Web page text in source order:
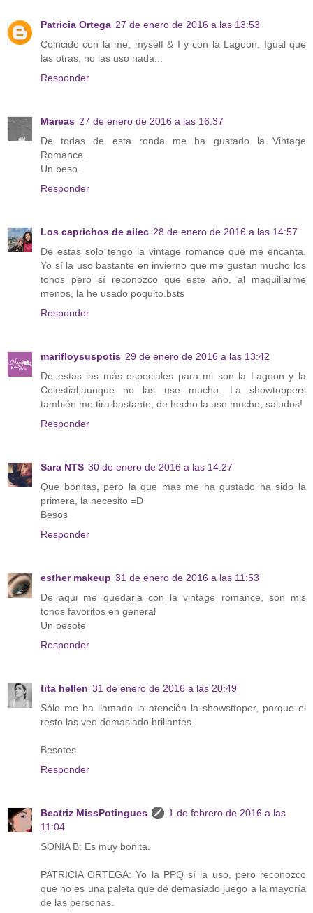
Patricia Ortega 27 de enero de 2016 a las 13:53
Coincido con la me, myself & I y con la Lagoon. Igual que
las otras, no las uso nada...
Responder
Mareas 27 de enero de 2016 a las 16:37
De todas de esta ronda me ha gustado la Vintage
Romance.
Un beso.
Responder
Los caprichos de ailec 28 de enero de 2016 a las 14:57
De estas solo tengo la vintage romance que me encanta.
Yo sí la uso bastante en invierno que me gustan mucho los
tonos pero sí reconozco que este año, al maquillarme
menos, la he usado poquito.bsts
Responder
marifloysuspotis 29 de enero de 2016 a las 13:42
De estas las más especiales para mi son la Lagoon y la
Celestial,aunque no las use mucho. La showtoppers
también me tira bastante, de hecho la uso mucho, saludos!
Responder
Sara NTS 30 de enero de 2016 a las 14:27
Que bonitas, pero la que mas me ha gustado ha sido la
primera, la necesito =D
Besos
Responder
esther makeup 31 de enero de 2016 a las 11:53
De aqui me quedaria con la vintage romance, son mis
tonos favoritos en general
Un besote
Responder
tita hellen 31 de enero de 2016 a las 20:49
Sólo me ha llamado la atención la showsttoper, porque el
resto las veo demasiado brillantes.
Besotes
Responder
Beatriz MissPotingues
1 de febrero de 2016 a las
11:04
SONIA B: Es muy bonita.
PATRICIA ORTEGA: Yo la PPQ sí la uso, pero reconozco
que no es una paleta que dé demasiado juego a la mayoría
de las personas.